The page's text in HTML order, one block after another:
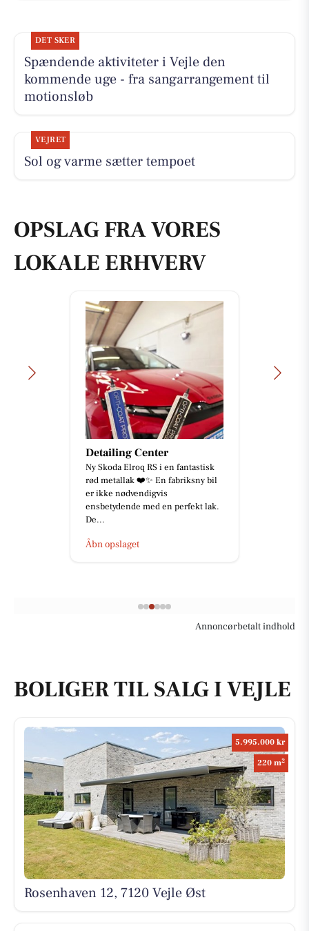
DET SKER
Spændende aktiviteter i Vejle den
kommende uge - fra sangarrangement til
motionsløb
VEJRET
Sol og varme sætter tempoet
OPSLAG FRA VORES
LOKALE ERHVERV
Detailing Center
Ny Skoda Elroq RS i en fantastisk
rød metallak ❤️✨ En fabriksny bil
er ikke nødvendigvis
ensbetydende med en perfekt lak.
De...
Åbn opslaget
Annoncørbetalt indhold
BOLIGER TIL SALG I VEJLE
5.995.000 kr
220 m2
Rosenhaven 12, 7120 Vejle Øst